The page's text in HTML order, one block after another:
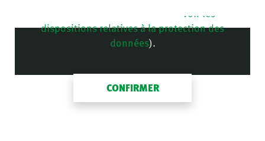
voir les
dispositions relatives à la protection des
données).
CONFIRMER